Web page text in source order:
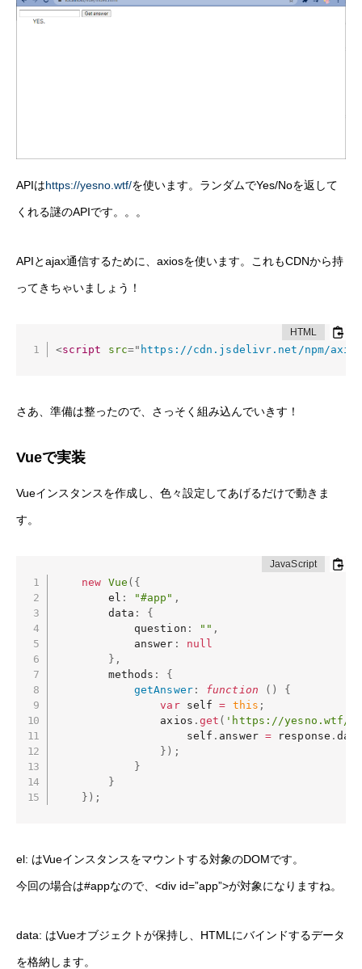
APIはhttps://yesno.wtf/を使います。ランダムでYes/Noを返して
くれる謎のAPIです。。。
APIとajax通信するために、axiosを使います。これもCDNから持
ってきちゃいましょう！
<script src=" https://cdn.jsdelivr.net/npm/
さあ、準備は整ったので、さっそく組み込んでいきす！
Vueで実装
Vueインスタンスを作成し、色々設定してあげるだけで動きま
す。
new Vue ( {
        el
: "#app" ,
        data
:
{
            question
: "" ,
            answer
:
null
} ,
        methods
:
{
getAnswer: function ( )
{
var self = this ;
                axios
. get ( 'https://yesno.wtf/
                    self
. answer = response .
} ) ;
}
}
} ) ;
el: はVueインスタンスをマウントする対象のDOMです。
今回の場合は#appなので、<div id=”app”>が対象になりますね。
data: はVueオブジェクトが保持し、HTMLにバインドするデータ
を格納します。